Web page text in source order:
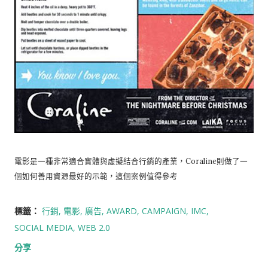
電影是一種非常適合實體與虛擬結合行銷的產業，Coraline則做了一
個如何善用資源最好的示範，這個案例值得參考
標籤： 行銷 電影 廣告 AWARD CAMPAIGN IMC
SOCIAL MEDIA WEB 2.0
分享